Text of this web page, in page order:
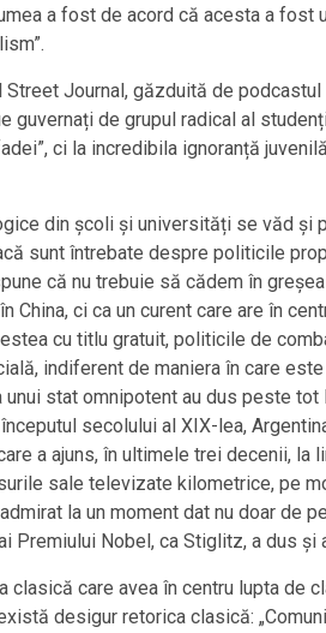
a fost de acord că acesta a
Journal, găzduită de
de grupul radical al
ci la incredibila ignoranță
din școli și universități se văd
sunt întrebate despre politicile
că nu trebuie să cădem în
ci ca un curent care are în
cu titlu gratuit, politicile de
indiferent de maniera în care
stat omnipotent au dus peste
secolului al XIX-lea,
a ajuns, în ultimele trei decenii,
sale televizate kilometrice, pe
la un moment dat nu doar de
Premiului Nobel, ca Stiglitz, a dus
clasică care avea în centru lupta
desigur retorica clasică: